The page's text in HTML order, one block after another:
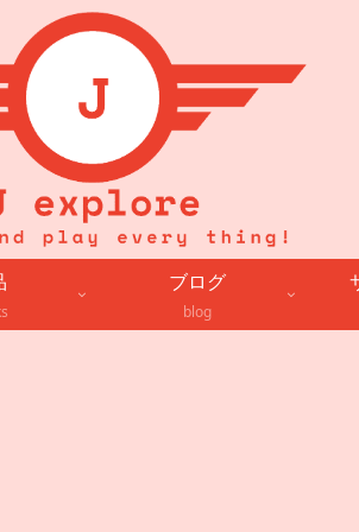
ブログ
blog